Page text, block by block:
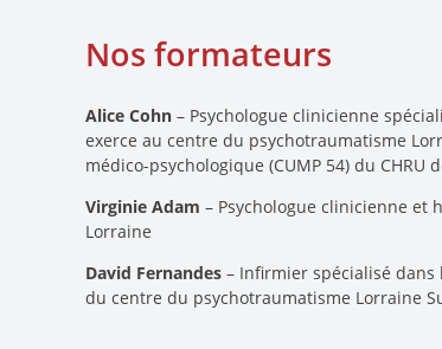
Nos formateurs
Alice Cohn – Psychologue clinicienne
exerce au centre du psychotraumatisme
médico-psychologique (CUMP 54) du CHRU
Virginie Adam – Psychologue clinicienne et
Lorraine
David Fernandes – Infirmier spécialisé dans
du centre du psychotraumatisme Lorraine